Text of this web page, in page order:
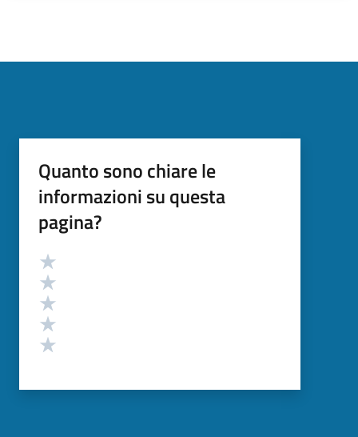
Quanto sono chiare le
informazioni su questa
pagina?
Valutazione